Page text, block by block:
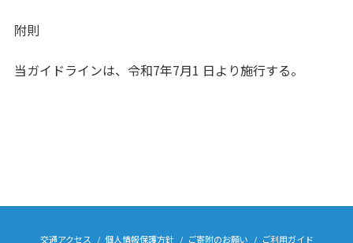
附則
当ガイドラインは、令和7年7月1 日より施行する。
交通アクセス 個人情報保護方針 ご寄附のお願い ご利用ガイド